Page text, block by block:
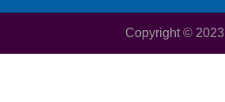
Copyright © 2023